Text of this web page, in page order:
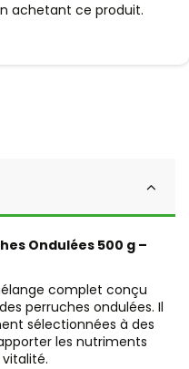
achetant ce produit.
Ondulées 500 g –
complet conçu
perruches ondulées. Il
sélectionnées à des
les nutriments